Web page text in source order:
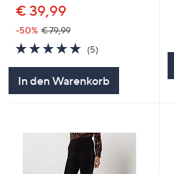
€ 39,99
-50% € 79,99
5.0
von
5
(5)
In den Warenkorb